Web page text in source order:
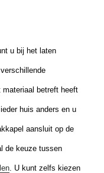
u bij het laten
betreft heeft
huis anders en u
aansluit op de
de keuze tussen
. U kunt zelfs kiezen